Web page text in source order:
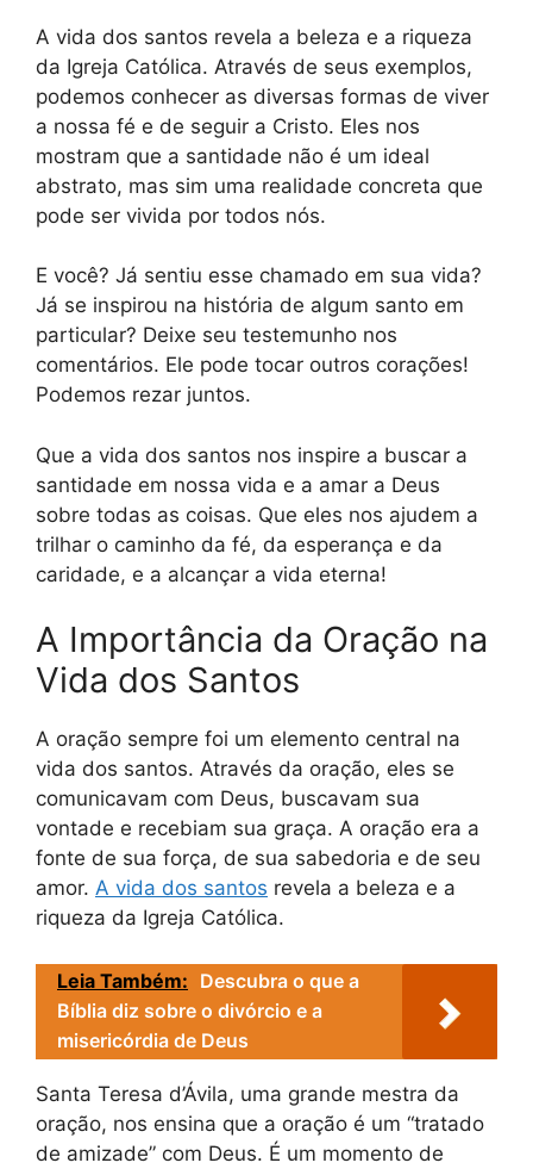
A vida dos santos revela a beleza e a riqueza
da Igreja Católica. Através de seus exemplos,
podemos conhecer as diversas formas de viver
a nossa fé e de seguir a Cristo. Eles nos
mostram que a santidade não é um ideal
abstrato, mas sim uma realidade concreta que
pode ser vivida por todos nós.
E você? Já sentiu esse chamado em sua vida?
Já se inspirou na história de algum santo em
particular? Deixe seu testemunho nos
comentários. Ele pode tocar outros corações!
Podemos rezar juntos.
Que a vida dos santos nos inspire a buscar a
santidade em nossa vida e a amar a Deus
sobre todas as coisas. Que eles nos ajudem a
trilhar o caminho da fé, da esperança e da
caridade, e a alcançar a vida eterna!
A Importância da Oração na
Vida dos Santos
A oração sempre foi um elemento central na
vida dos santos. Através da oração, eles se
comunicavam com Deus, buscavam sua
vontade e recebiam sua graça. A oração era a
fonte de sua força, de sua sabedoria e de seu
amor. A vida dos santos revela a beleza e a
riqueza da Igreja Católica.
Leia Também: Descubra o que a
Bíblia diz sobre o divórcio e a
misericórdia de Deus
Santa Teresa d’Ávila, uma grande mestra da
oração, nos ensina que a oração é um “tratado
de amizade” com Deus. É um momento de